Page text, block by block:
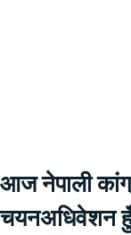
आज नेपाली
चयनअधिवेशन